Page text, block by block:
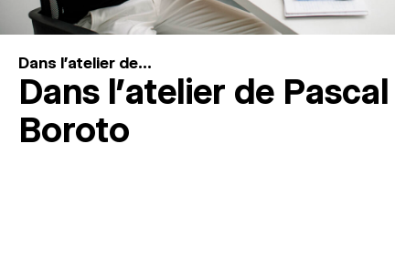
Dans l'atelier de...
Dans l’atelier de Pascal
Boroto